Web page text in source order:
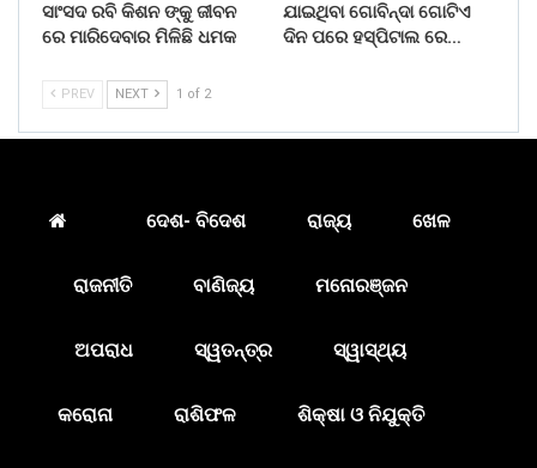
ସାଂସଦ ରବି କିଶନ ଙ୍କୁ ଜୀବନ
ରେ ମାରିଦେବାର ମିଳିଛି ଧମକ
ଯାଇଥିବା ଗୋବିନ୍ଦା ଗୋଟିଏ
ଦିନ ପରେ ହସ୍ପିଟାଲ ରେ…
PREV NEXT 1 of 2
ଦେଶ- ବିଦେଶ ରାଜ୍ୟ ଖେଳ
ରାଜନୀତି ବାଣିଜ୍ୟ ମନୋରଞ୍ଜନ
ଅପରାଧ ସ୍ୱତନ୍ତ୍ର ସ୍ୱାସ୍ଥ୍ୟ
କରୋନା ରାଶିଫଳ ଶିକ୍ଷା ଓ ନିଯୁକ୍ତି